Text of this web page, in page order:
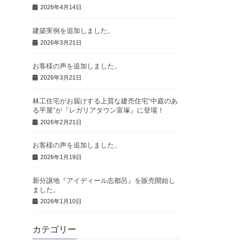
2026年4月14日
建築実例を追加しました。
2026年3月21日
お客様の声を追加しました。
2026年3月21日
林工住宅がお届けする上質な建売住宅“中庭のあ
る平屋”が『レガリアタウン富塚』に登場！
2026年2月21日
お客様の声を追加しました。
2026年1月19日
新分譲地『アイディール志都呂』を販売開始し
ました。
2026年1月10日
カテゴリー